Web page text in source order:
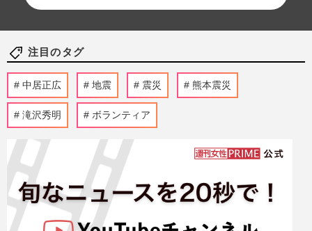
注目のタグ
中居正広 地震 震災 熊本震災
滝沢秀明 ボランティア